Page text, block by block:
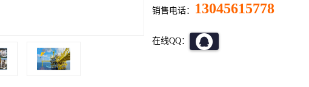
销售电话： 13045615778
在线QQ：